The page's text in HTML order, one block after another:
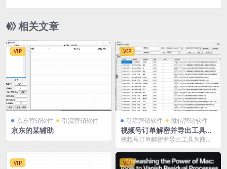
相关文章
VIP
京东营销软件 引流营销软件
京东的某辅助
VIP
引流营销软件 微信营销软件
视频号订单解密并导出工具：
高效管理您的订单信息
视频号订单解密并导出工具为商家
极大地提升了订单处理...
VIP VIP